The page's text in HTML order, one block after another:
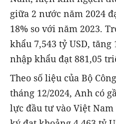
giữa 2 nước năm 2024
18% so với năm 2023.
khẩu 7,543 tỷ USD, tăng
nhập khẩu đạt 881,05
Theo số liệu của Bộ
tháng 12/2024, Anh có
lực đầu tư vào Việt